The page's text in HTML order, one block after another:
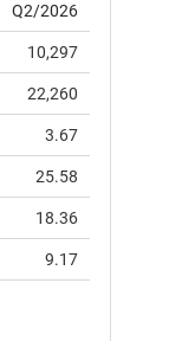
Q2/2026
10,297
22,260
3.67
25.58
18.36
9.17